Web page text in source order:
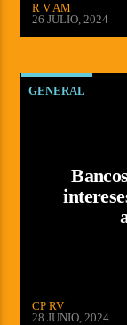
R V AM
26 JULIO, 2024
GENERAL
CP RV
28 JUNIO, 2024